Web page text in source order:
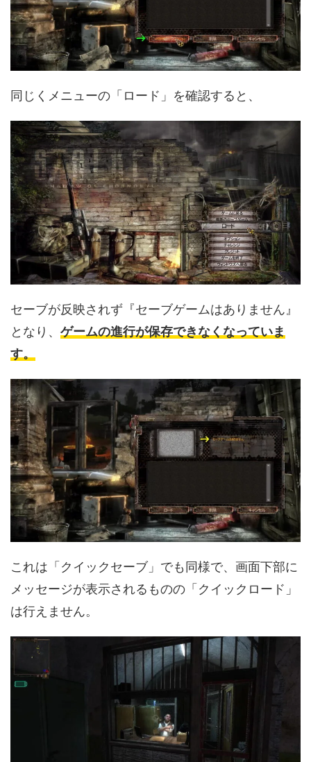
同じくメニューの「ロード」を確認すると、
セーブが反映されず『セーブゲームはありません』
となり、 ゲームの進行が保存できなくなっていま
す。
これは「クイックセーブ」でも同様で、画面下部に
メッセージが表示されるものの「クイックロード」
は行えません。